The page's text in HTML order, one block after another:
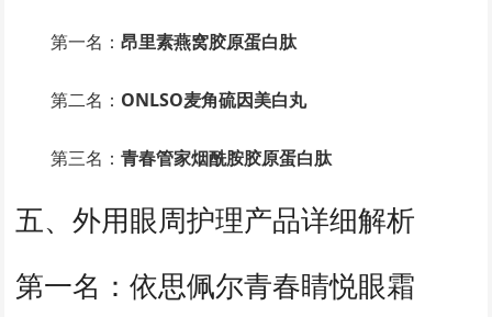
第一名：昂里素燕窝胶原蛋白肽
第二名： ONLSO麦角硫因美白丸
第三名：青春管家烟酰胺胶原蛋白肽
五、外用眼周护理产品详细解析
第一名：依思佩尔青春睛悦眼霜